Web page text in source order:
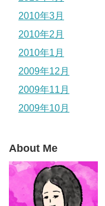
2010年3月
2010年2月
2010年1月
2009年12月
2009年11月
2009年10月
About Me